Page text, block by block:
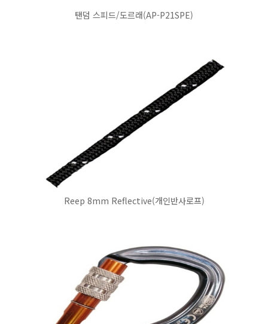
탠덤 스피드/도르래(AP-P21SPE)
Reep 8mm Reflective(개인반사로프)